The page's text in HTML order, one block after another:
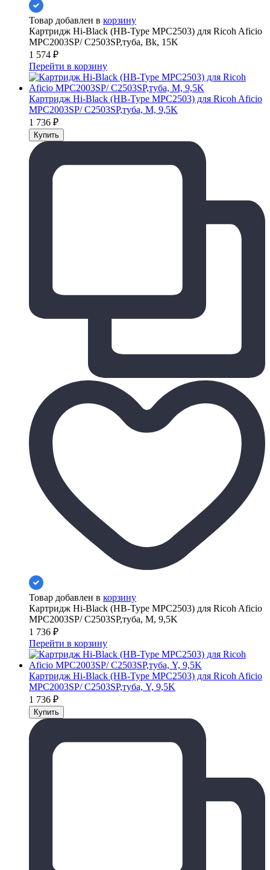
Товар добавлен в корзину
Картридж Hi-Black (HB-Type MPC2503) для Ricoh Aficio
MPC2003SP/ C2503SP,туба, Bk, 15K
1 574 ₽
Перейти в корзину
Картридж Hi-Black (HB-Type MPC2503) для Ricoh Aficio
MPC2003SP/ C2503SP,туба, M, 9,5K
1 736 ₽
Товар добавлен в корзину
Картридж Hi-Black (HB-Type MPC2503) для Ricoh Aficio
MPC2003SP/ C2503SP,туба, M, 9,5K
1 736 ₽
Перейти в корзину
Картридж Hi-Black (HB-Type MPC2503) для Ricoh Aficio
MPC2003SP/ C2503SP,туба, Y, 9,5K
1 736 ₽